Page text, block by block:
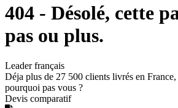
404 - Désolé, cette
pas ou plus.
Leader français
Déja plus de 27 500 clients livrés en
pourquoi pas vous ?
Devis comparatif